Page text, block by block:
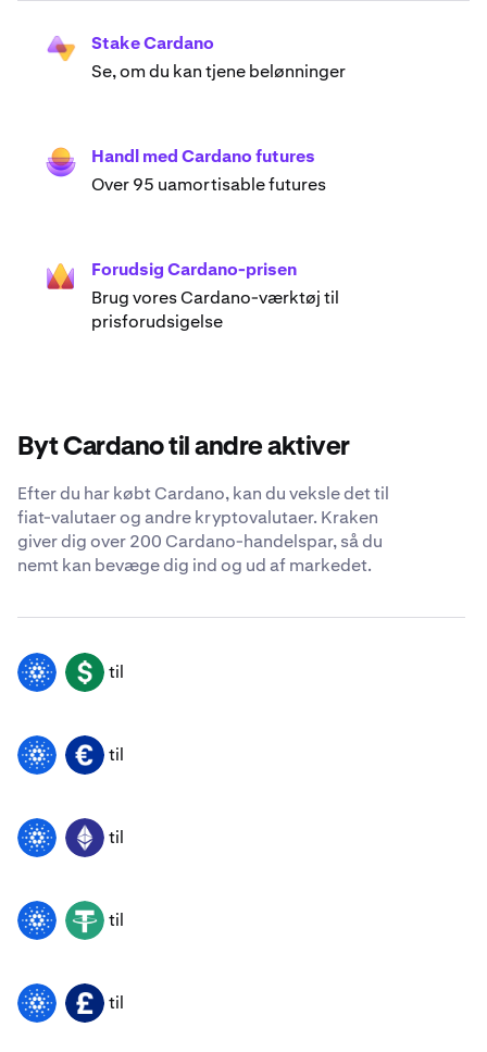
Stake Cardano
Se, om du kan tjene belønninger
Handl med Cardano futures
Over 95 uamortisable futures
Forudsig Cardano-prisen
Brug vores Cardano-værktøj til
prisforudsigelse
Byt Cardano til andre aktiver
Efter du har købt Cardano, kan du veksle det til
fiat-valutaer og andre kryptovalutaer. Kraken
giver dig over 200 Cardano-handelspar, så du
nemt kan bevæge dig ind og ud af markedet.
ADA USD til
ADA EUR til
ADA ETH til
ADA USDT til
ADA GBP til